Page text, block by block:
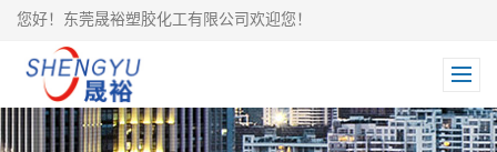
您好！东莞晟裕塑胶化工有限公司欢迎您！